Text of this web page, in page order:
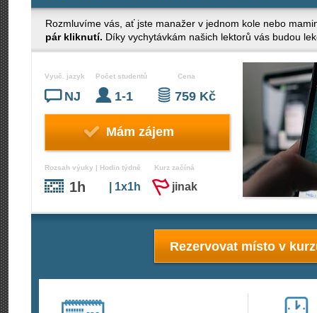
Rozmluvíme vás, ať jste manažer v jednom kole nebo
pár kliknutí. Díky vychytávkám našich lektorů vás budou
Vyuč. jazyk
NJ
Počet studentů
1-1
Cena
759 Kč
Mám zájem
Rozsah výuky | Hodin týdně
1h | 1x1h
Kurz začíná
jinak
Rezervovat místo v